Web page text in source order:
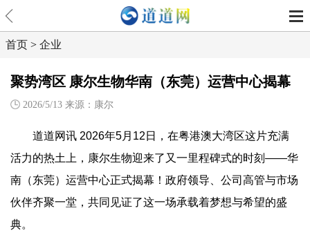
首页 > 企业
聚势湾区 康尔生物华南（东莞）运营中心揭幕
2026/5/13 来源：康尔
道道网讯 2026年5月12日，在粤港澳大湾区这片充满
活力的热土上，康尔生物迎来了又一里程碑式的时刻——华
南（东莞）运营中心正式揭幕！政府领导、公司高管与市场
伙伴齐聚一堂，共同见证了这一场承载着梦想与希望的盛
典。